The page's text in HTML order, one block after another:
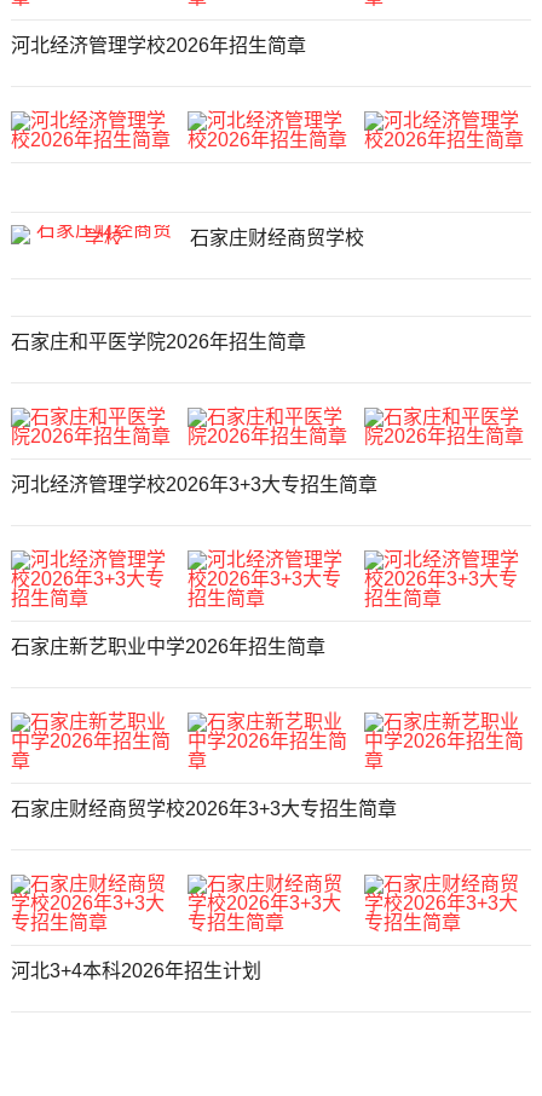
河北经济管理学校2026年招生简章
石家庄财经商贸学校
石家庄和平医学院2026年招生简章
河北经济管理学校2026年3+3大专招生简章
石家庄新艺职业中学2026年招生简章
石家庄财经商贸学校2026年3+3大专招生简章
河北3+4本科2026年招生计划